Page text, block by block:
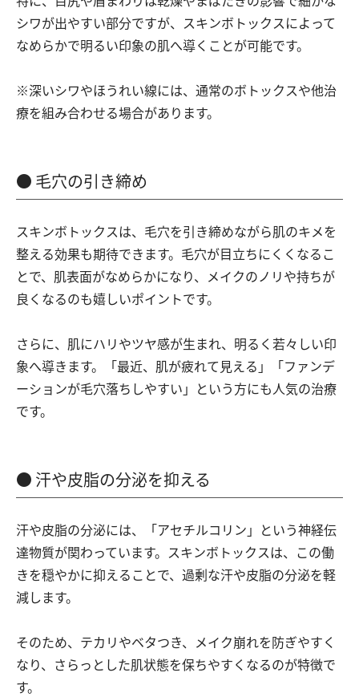
シワが出やすい部分ですが、スキンボトックスによって
なめらかで明るい印象の肌へ導くことが可能です。
※深いシワやほうれい線には、通常のボトックスや他治
療を組み合わせる場合があります。
毛穴の引き締め
スキンボトックスは、毛穴を引き締めながら肌のキメを
整える効果も期待できます。毛穴が目立ちにくくなるこ
とで、肌表面がなめらかになり、メイクのノリや持ちが
良くなるのも嬉しいポイントです。
さらに、肌にハリやツヤ感が生まれ、明るく若々しい印
象へ導きます。「最近、肌が疲れて見える」「ファンデ
ーションが毛穴落ちしやすい」という方にも人気の治療
です。
汗や皮脂の分泌を抑える
汗や皮脂の分泌には、「アセチルコリン」という神経伝
達物質が関わっています。スキンボトックスは、この働
きを穏やかに抑えることで、過剰な汗や皮脂の分泌を軽
減します。
そのため、テカリやベタつき、メイク崩れを防ぎやすく
なり、さらっとした肌状態を保ちやすくなるのが特徴で
す。